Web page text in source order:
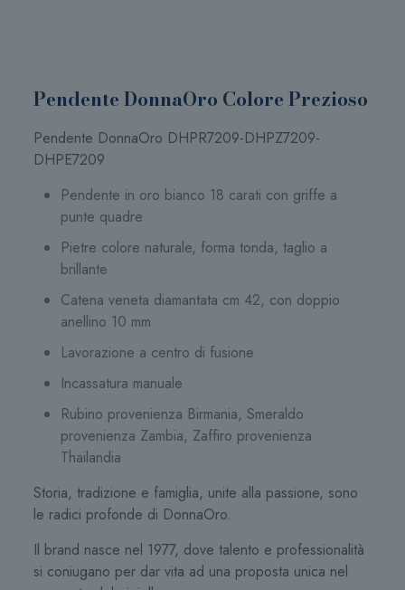
Pendente DonnaOro Colore Prezioso
Pendente DonnaOro DHPR7209-DHPZ7209-
DHPE7209
Pendente in oro bianco 18 carati con griffe a
punte quadre
Pietre colore naturale, forma tonda, taglio a
brillante
Catena veneta diamantata cm 42, con doppio
anellino 10 mm
Lavorazione a centro di fusione
Incassatura manuale
Rubino provenienza Birmania, Smeraldo
provenienza Zambia, Zaffiro provenienza
Thailandia
Storia, tradizione e famiglia, unite alla passione, sono
le radici profonde di DonnaOro.
Il brand nasce nel 1977, dove talento e professionalità
si coniugano per dar vita ad una proposta unica nel